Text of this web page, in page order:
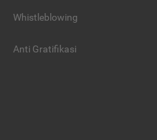
Whistleblowing
Anti Gratifikasi